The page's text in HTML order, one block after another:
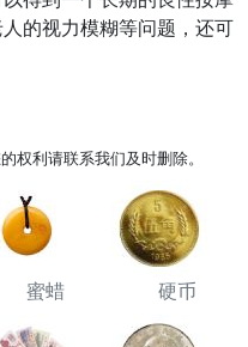
的视力模糊等问题，还可
权利请联系我们及时删除。
蜜蜡 硬币